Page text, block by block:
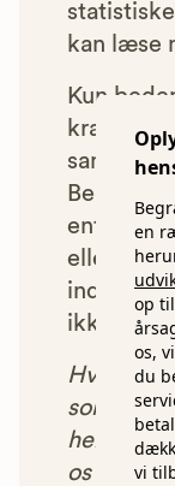
en
op
os,
du
vi
kan læse
Kun
kravene
enten
eller som
indgået
ikke blive
Hver
som vi
henvist
os et